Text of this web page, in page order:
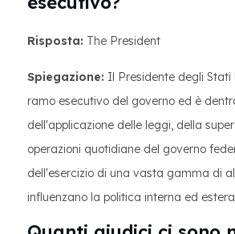
Risposta: The President
Spiegazione: Il Presidente degli Stati
ramo esecutivo del governo ed è
dell'applicazione delle leggi, della
operazioni quotidiane del governo
dell'esercizio di una vasta gamma di
influenzano la politica interna ed